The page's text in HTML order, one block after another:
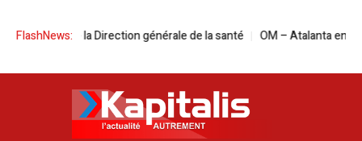
FlashNews:
la tête de la Direction générale de la santé OM – Atalanta en live